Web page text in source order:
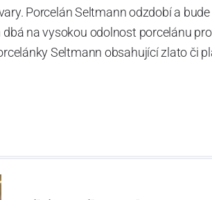
Porcelán Seltmann odzdobí a
na vysokou odolnost porcelánu
Seltmann obsahující zlato či